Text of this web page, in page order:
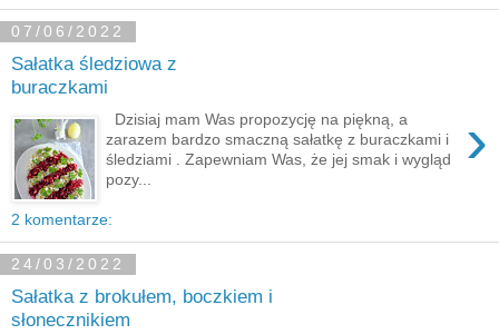
07/06/2022
Sałatka śledziowa z
buraczkami
›
Dzisiaj mam Was propozycję na piękną, a
zarazem bardzo smaczną sałatkę z buraczkami i
śledziami . Zapewniam Was, że jej smak i wygląd
pozy...
2 komentarze:
24/03/2022
Sałatka z brokułem, boczkiem i
słonecznikiem